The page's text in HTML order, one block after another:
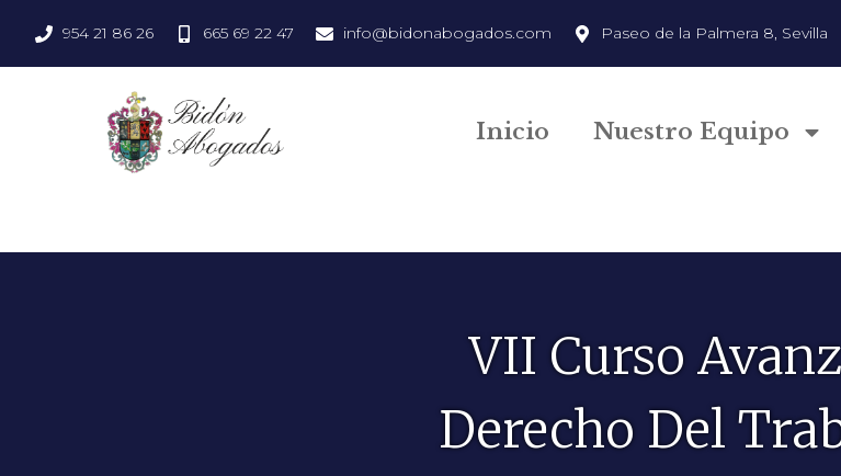
954 21 86 26 665 69 22 47 info@bidonabogados.com Paseo de la Palmera 8, Sevilla
Inicio Nuestro Equipo
VII Curso
Derecho Del